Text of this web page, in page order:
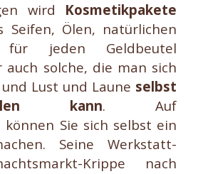
wird Kosmetikpakete
Seifen, Ölen, natürlichen
für jeden Geldbeutel
auch solche, die man sich
Lust und Laune selbst
kann. Auf
können Sie sich selbst ein
Seine Werkstatt-
Krippe nach